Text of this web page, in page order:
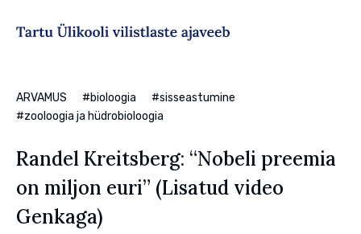
Sisesta märksõna
Randel Kreitsberg: “Nobeli preemia
on miljon euri” (Lisatud video
Genkaga)
ARVAMUS #bioloogia
#sisseastumine
#zooloogia ja hüdrobioloogia